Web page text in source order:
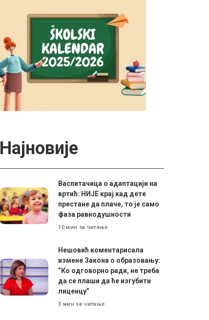
Најновије
Васпитачица о адаптацији на
вртић: НИЈЕ крај кад дете
престане да плаче, то је само
фаза равнодушности
10 мин за читање
Нешовић коментарисала
измене Закона о образовању:
”Ко одговорно ради, не треба
да се плаши да ће изгубити
лиценцу”
3 мин за читање